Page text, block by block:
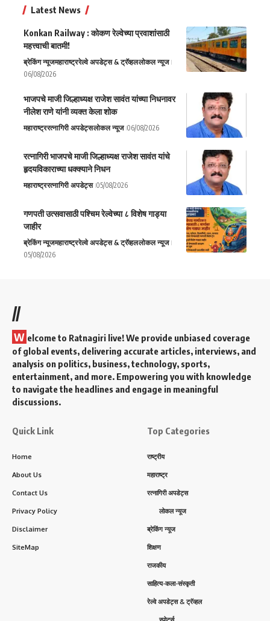
Latest News
Konkan Railway : कोकण रेल्वेच्या प्रवाशांसाठी
महत्त्वाची बातमी!
ब्रेकिंग न्यूजमहाराष्ट्ररेल्वे अपडेट्स & ट्रॅव्हललोकल न्यूज
06/08/2026
भाजपचे माजी जिल्हाध्यक्ष राजेश सावंत यांच्या निधनावर
नीलेश राणे यांनी व्यक्त केला शोक
महाराष्ट्ररत्नागिरी अपडेट्सलोकल न्यूज 06/08/2026
रत्नागिरी भाजपचे माजी जिल्हाध्यक्ष राजेश सावंत यांचे
हृदयविकाराच्या धक्क्याने निधन
महाराष्ट्ररत्नागिरी अपडेट्स 05/08/2026
गणपती उत्सवासाठी पश्चिम रेल्वेच्या ८ विशेष गाड्या
जाहीर
ब्रेकिंग न्यूजमहाराष्ट्ररेल्वे अपडेट्स & ट्रॅव्हललोकल न्यूज
05/08/2026
//
W elcome to Ratnagiri live! We provide unbiased coverage
of global events, delivering accurate articles, interviews, and
analysis on politics, business, technology, sports,
entertainment, and more. Empowering you with knowledge
to navigate the headlines and engage in meaningful
discussions.
Quick Link
Home
About Us
Contact Us
Privacy Policy
Disclaimer
SiteMap
Top Categories
राष्ट्रीय
महाराष्ट्र
रत्नागिरी अपडेट्स
लोकल न्यूज
ब्रेकिंग न्यूज
शिक्षण
राजकीय
साहित्य-कला-संस्कृती
रेल्वे अपडेट्स & ट्रॅव्हल